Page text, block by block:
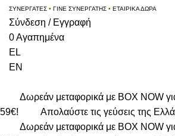
ΣΥΝΕΡΓΑΤΕΣ • ΓΙΝΕ ΣΥΝΕΡΓΑΤΗΣ • ΕΤΑΙΡΙΚΑ ΔΩΡΑ
Σύνδεση / Εγγραφή
0Αγαπημένα
EL
EN
Δωρεάν μεταφορικά με BOX NOW
59€!
Απολαύστε τις γεύσεις της
Δωρεάν μεταφορικά με BOX NOW